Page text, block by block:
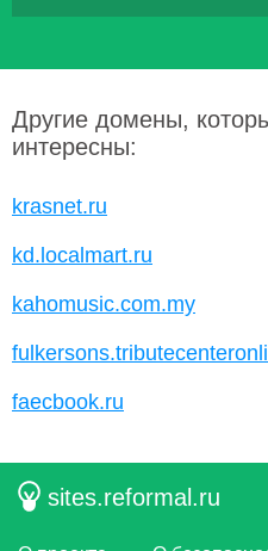
Другие домены,
интересны:
krasnet.ru
kd.localmart.ru
kahomusic.com.my
faecbook.ru
sites.reformal.ru